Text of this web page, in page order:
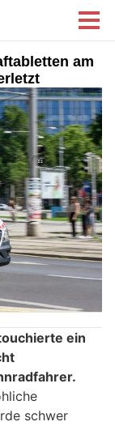
am
ein
schwer